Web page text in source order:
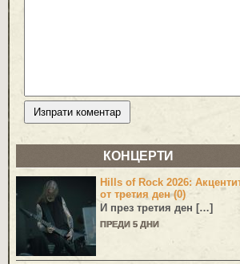
КОНЦЕРТИ
Hills of Rock 2026:
от третия ден (0)
И през третия ден […]
ПРЕДИ 5 ДНИ